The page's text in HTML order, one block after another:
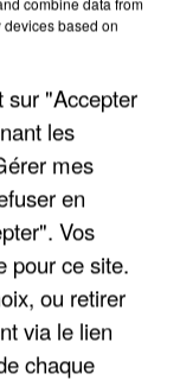
REFUGES
based on
sur "Accepter
les
mes
en
Vos
pour ce site.
ou retirer
via le lien
chaque